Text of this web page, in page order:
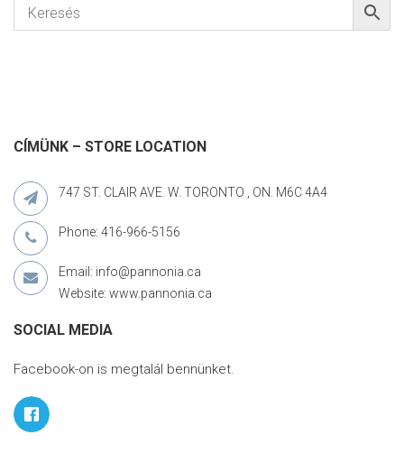
CÍMÜNK – STORE LOCATION
747 ST. CLAIR AVE. W. TORONTO , ON. M6C 4A4
Phone: 416-966-5156
Email: info@pannonia.ca
Website: www.pannonia.ca
SOCIAL MEDIA
Facebook-on is megtalál bennünket.